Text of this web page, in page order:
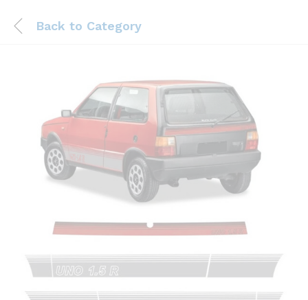
Back to Category